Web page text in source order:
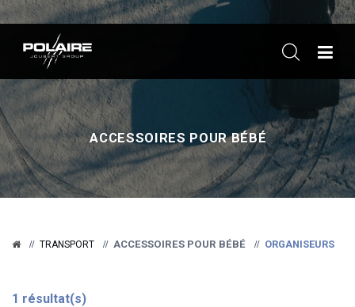
ACCESSOIRES POUR BÉBÉ
TRANSPORT ACCESSOIRES POUR BÉBÉ ORGANISEURS
1 résultat(s)